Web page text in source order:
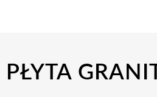
PŁYTA